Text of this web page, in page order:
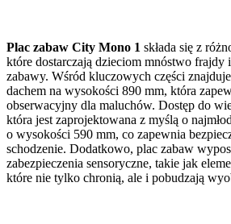
Plac zabaw City Mono 1 składa się z
które dostarczają dzieciom mnóstwo
zabawy. Wśród kluczowych części
dachem na wysokości 890 mm, która
obserwacyjny dla maluchów. Dostęp do
która jest zaprojektowana z myślą o
o wysokości 590 mm, co zapewnia
schodzenie. Dodatkowo, plac zabaw
zabezpieczenia sensoryczne, takie jak
które nie tylko chronią, ale i pobudzają